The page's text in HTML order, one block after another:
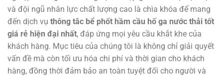
và đội ngũ nhân lực chất lượng cao là chìa khóa để mang
đến dịch vụ thông tắc bể phốt hầm cầu hố ga nước thải tốt
giá rẻ hiện đại nhất, đáp ứng mọi yêu cầu khắt khe của
khách hàng. Mục tiêu của chúng tôi là không chỉ giải quyết
vấn đề mà còn tối ưu hóa chi phí và thời gian cho khách
hàng, đồng thời đảm bảo an toàn tuyệt đối cho người và